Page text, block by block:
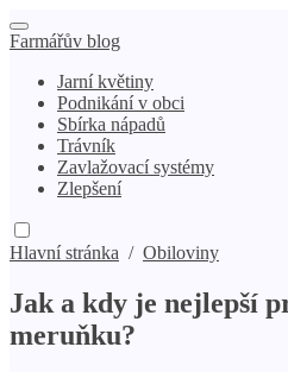
Farmářův blog
Jarní květiny
Podnikání v obci
Sbírka nápadů
Trávník
Zavlažovací systémy
Zlepšení
Hlavní stránka / Obiloviny
Jak a kdy je nejlepší
meruňku?